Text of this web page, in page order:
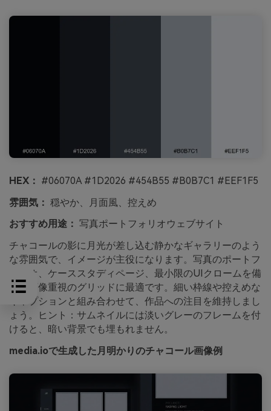
HEX： #06070A #1D2026 #454B55 #B0B7C1 #EEF1F5
雰囲気： 穏やか、月面風、控えめ
おすすめ用途： 写真ポートフォリオウェブサイト
チャコールの影に月光が差し込む静かなギャラリーのよう
な雰囲気で、イメージが主役になります。写真のポートフ
ォリオ、ケーススタディページ、最小限のUIクロームを備
えた画像重視のグリッドに最適です。細い枠線や控えめな
キャプションと組み合わせて、作品への注目を維持しまし
ょう。ヒント：サムネイルには淡いグレーのフレームを付
けると、暗い背景でも埋もれません。
media.ioで生成した月明かりのチャコール画像例